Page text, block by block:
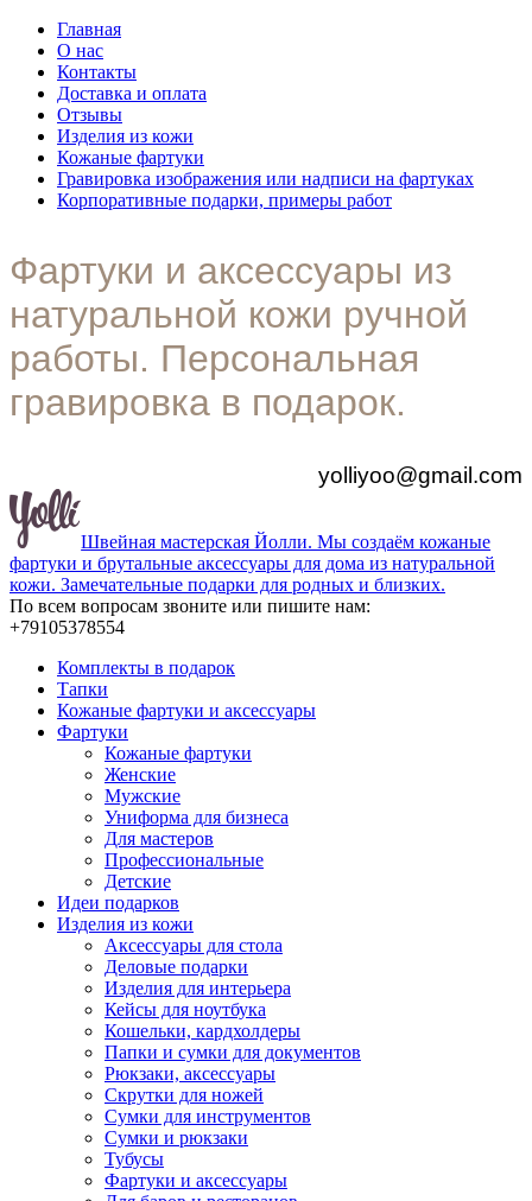
Главная
О нас
Контакты
Доставка и оплата
Отзывы
Изделия из кожи
Кожаные фартуки
Гравировка изображения или надписи на фартуках
Корпоративные подарки, примеры работ
Фартуки и аксессуары из
натуральной кожи ручной
работы. Персональная
гравировка в подарок.
yolliyoo@gmail.com
Швейная мастерская Йолли. Мы создаём кожаные
фартуки и брутальные аксессуары для дома из натуральной
кожи. Замечательные подарки для родных и близких.
По всем вопросам звоните или пишите нам:
+79105378554
Комплекты в подарок
Тапки
Кожаные фартуки и аксессуары
Фартуки
Кожаные фартуки
Женские
Мужские
Униформа для бизнеса
Для мастеров
Профессиональные
Детские
Идеи подарков
Изделия из кожи
Аксессуары для стола
Деловые подарки
Изделия для интерьера
Кейсы для ноутбука
Кошельки, кардхолдеры
Папки и сумки для документов
Рюкзаки, аксессуары
Скрутки для ножей
Сумки для инструментов
Сумки и рюкзаки
Тубусы
Фартуки и аксессуары